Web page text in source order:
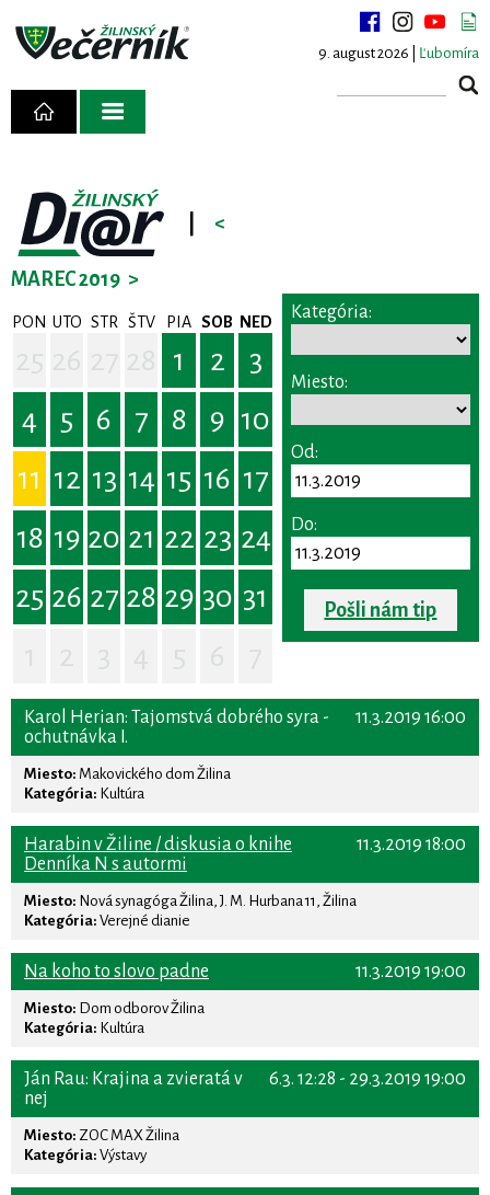
9. august 2026 | Ľubomíra
<
MAREC 2019 >
PON UTO STR ŠTV PIA SOB NED
1 2
3
4
5 6 7 8 9 10
11 12 13 14 15 16 17
18 19 20 21 22 23 24
25 26 27 28 29 30 31
Kategória:
Miesto:
Od:
Do:
Pošli nám tip
11.3.2019 16:00
Karol Herian: Tajomstvá dobrého syra -
ochutnávka I.
Miesto: Makovického dom Žilina
Kategória: Kultúra
11.3.2019 18:00
Harabin v Žiline / diskusia o knihe
Denníka N s autormi
Miesto: Nová synagóga Žilina, J. M. Hurbana 11, Žilina
Kategória: Verejné dianie
11.3.2019 19:00
Na koho to slovo padne
Miesto: Dom odborov Žilina
Kategória: Kultúra
6.3. 12:28 - 29.3.2019 19:00
Ján Rau: Krajina a zvieratá v
nej
Miesto: ZOC MAX Žilina
Kategória: Výstavy